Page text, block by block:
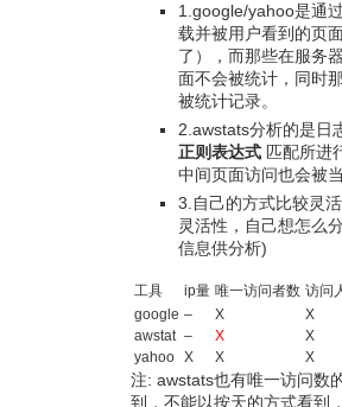
1.google/yahoo是通
载并被用户看到的页
了），而那些在服务
面不会被统计，同时
被统计记录。
2.awstats分析的是日
正则表达式 匹配所进
中间页面访问也会被
3.自己的方式比较灵
灵活性，自己想怎么
信息供分析)
工具 ip量 唯一访问者数 访问
google – X X
awstat – X X
yahoo X X X
注: awstats也有唯一访问数
到，不能以按天的方式看到